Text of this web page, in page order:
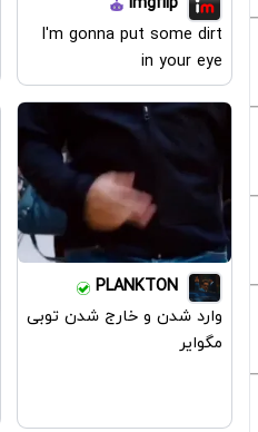
I'm gonna put some dirt
in your eye
PLANKTON
وارد شدن و خارج شدن توبی
مگوایر